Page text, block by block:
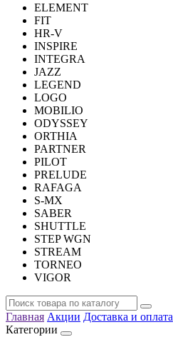
ELEMENT
FIT
HR-V
INSPIRE
INTEGRA
JAZZ
LEGEND
LOGO
MOBILIO
ODYSSEY
ORTHIA
PARTNER
PILOT
PRELUDE
RAFAGA
S-MX
SABER
SHUTTLE
STEP WGN
STREAM
TORNEO
VIGOR
Главная Акции Доставка и оплата
Категории